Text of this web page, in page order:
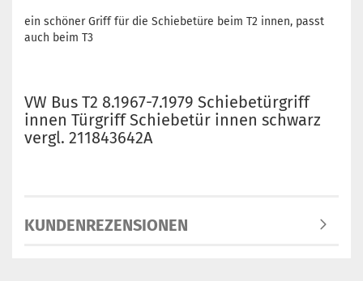
ein schöner Griff für die Schiebetüre beim T2 innen, passt
auch beim T3
VW Bus T2 8.1967-7.1979 Schiebetürgriff
innen Türgriff Schiebetür innen schwarz
vergl. 211843642A
KUNDENREZENSIONEN